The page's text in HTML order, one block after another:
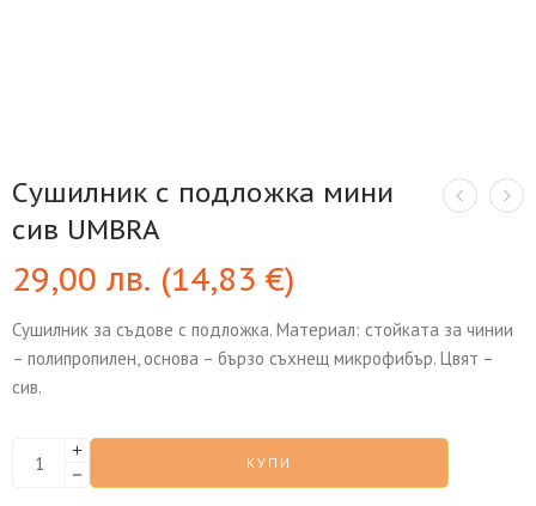
Сушилник с подложка мини
сив UMBRA
29,00лв. (14,83€)
Сушилник за съдове с подложка. Материал: стойката за чинии
– полипропилен, основа – бързо съхнещ микрофибър. Цвят –
сив.
КУПИ